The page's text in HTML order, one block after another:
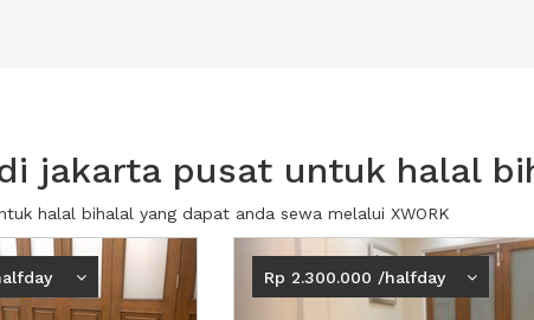
jakarta pusat untuk halal
halal bihalal yang dapat anda sewa melalui XWORK
Next2 Previous
Rp 2.300.000 /halfday